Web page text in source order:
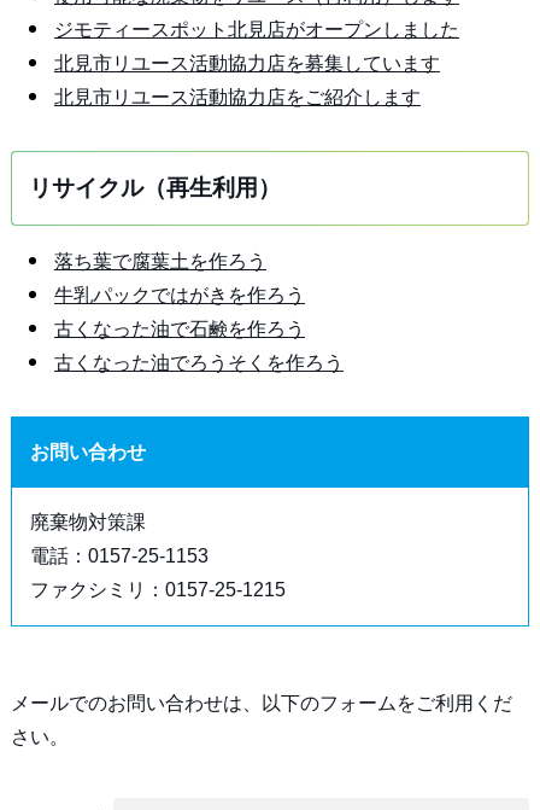
ジモティースポット北見店がオープンしました
北見市リユース活動協力店を募集しています
北見市リユース活動協力店をご紹介します
リサイクル（再生利用）
落ち葉で腐葉土を作ろう
牛乳パックではがきを作ろう
古くなった油で石鹸を作ろう
古くなった油でろうそくを作ろう
お問い合わせ
廃棄物対策課
電話：0157-25-1153
ファクシミリ：0157-25-1215
メールでのお問い合わせは、以下のフォームをご利用くだ
さい。